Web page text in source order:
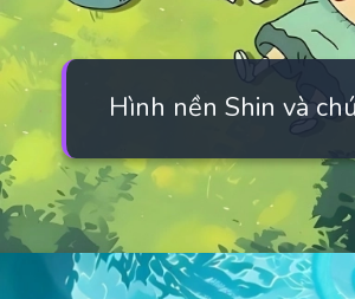
Hình nền Shin và
Đang mở